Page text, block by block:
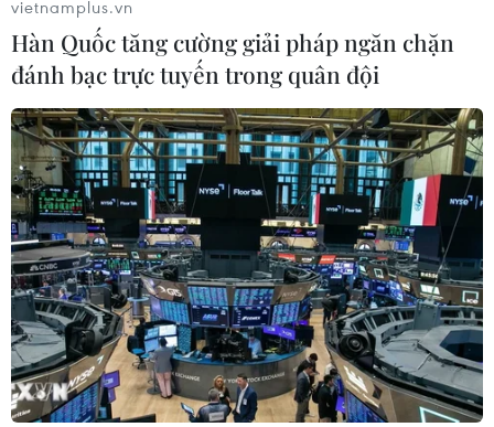
vietnamplus.vn
Hàn Quốc tăng cường giải pháp ngăn chặn
đánh bạc trực tuyến trong quân đội